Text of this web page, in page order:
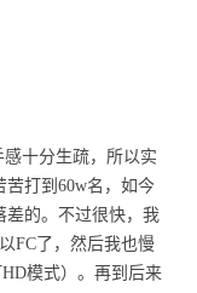
十分生疏，所以实
苦打到60w名，如今
差的。不过很快，我
FC了，然后我也慢
模式）。再到后来